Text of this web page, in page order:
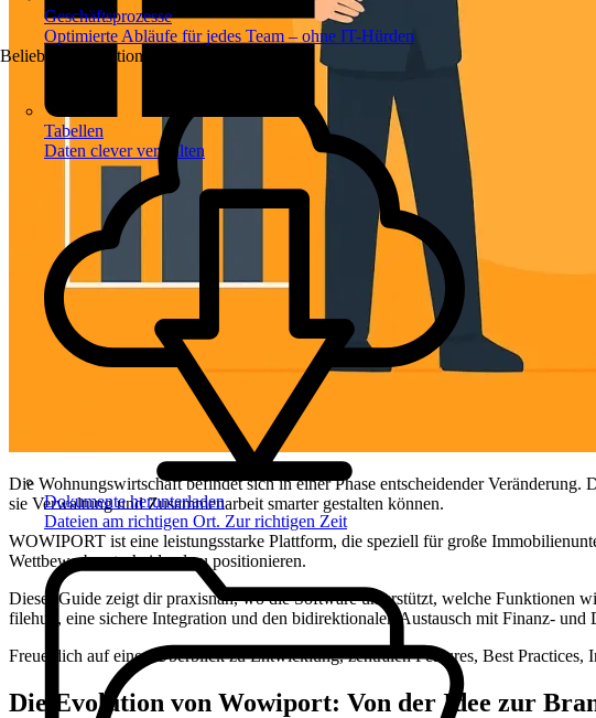
Tabellen
Daten clever verwalten
Geschäftsprozesse
Optimierte Abläufe für jedes Team – ohne IT-Hürden
Beliebte Automationen
Dokumente herunterladen
Dateien am richtigen Ort. Zur richtigen Zeit
Die Wohnungswirtschaft befindet sich in einer Phase entscheidender
sie Verwaltung und Zusammenarbeit smarter gestalten können.
WOWIPORT ist eine leistungsstarke Plattform, die speziell für große
Wettbewerb entscheidend zu positionieren.
Dieser Guide zeigt dir praxisnah, wo die Software unterstützt, welche Funktionen
filehub, eine sichere Integration und den bidirektionalen Austausch mit Finanz- und
Freue dich auf einen Überblick zu Entwicklung, zentralen Features, Best
Die Evolution von Wowiport: Von der Idee zur